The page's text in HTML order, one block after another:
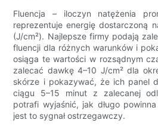
Fluencja – iloczyn natężenia
reprezentuje energię dostarczoną
(J/cm²). Najlepsze firmy podają
fluencji dla różnych warunków i
osiąga te wartości w rozsądnym
zalecać dawkę 4–10 J/cm² dla
skórze i pokazywać, że ich panel
ciągu 5–15 minut z zalecanej
potrafi wyjaśnić, jak długo
jest to sygnał ostrzegawczy.